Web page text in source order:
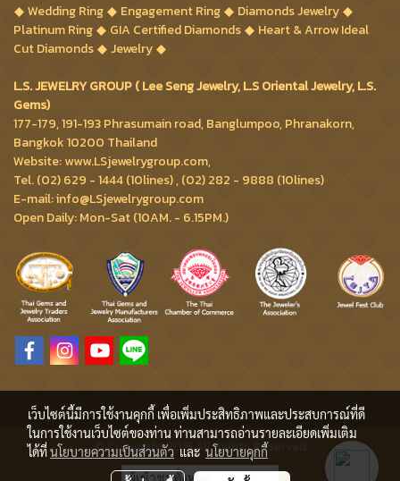
Wedding Ring
Engagement Ring
Diamonds Jewelry
Platinum Ring
GIA Certified Diamonds
Heart & Arrow Ideal
Cut Diamonds
Jewelry
L.S. JEWELRY GROUP ( Lee Seng Jewelry, L.S Oriental Jewelry, L.S.
Gems)
177-179, 191-193 Phrasumain road, Banglumpoo, Phranakorn,
Bangkok 10200 Thailand
Website: www.LSjewelrygroup.com,
Tel. (02) 629 - 1444 (10lines) , (02) 282 - 9888 (10lines)
E-mail: info@LSjewelrygroup.com
Open Daily: Mon-Sat (10AM. - 6.15PM.)
© Copyright 2015 All Rights Reserved
ผู้เข้าชมวันนี้ 2,160
เว็บไซต์นี้มีการใช้งานคุกกี้ เพื่อเพิ่มประสิทธิภาพและประสบการณ์ที่ดี
ในการใช้งานเว็บไซต์ของท่าน ท่านสามารถอ่านรายละเอียดเพิ่มเติม
ได้ที่นโยบายความเป็นส่วนตัว และ นโยบายคุกกี้